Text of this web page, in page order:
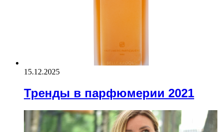
15.12.2025
Тренды в парфюмерии 2021